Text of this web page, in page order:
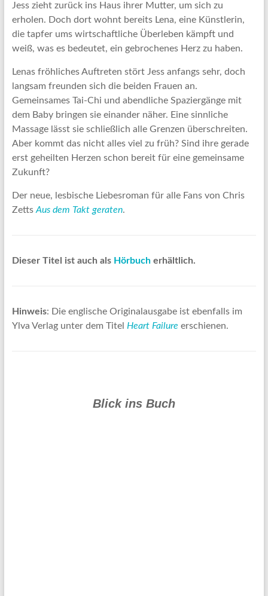
Jess zieht zurück ins Haus ihrer Mutter, um sich zu
erholen. Doch dort wohnt bereits Lena, eine Künstlerin,
die tapfer ums wirtschaftliche Überleben kämpft und
weiß, was es bedeutet, ein gebrochenes Herz zu haben.
Lenas fröhliches Auftreten stört Jess anfangs sehr, doch
langsam freunden sich die beiden Frauen an.
Gemeinsames Tai-Chi und abendliche Spaziergänge mit
dem Baby bringen sie einander näher. Eine sinnliche
Massage lässt sie schließlich alle Grenzen überschreiten.
Aber kommt das nicht alles viel zu früh? Sind ihre gerade
erst geheilten Herzen schon bereit für eine gemeinsame
Zukunft?
Der neue, lesbische Liebesroman für alle Fans von Chris
Zetts Aus dem Takt geraten.
Dieser Titel ist auch als Hörbucherhältlich.
Hinweis: Die englische Originalausgabe ist ebenfalls im
Ylva Verlag unter dem Titel Heart Failure erschienen.
Blick ins Buch